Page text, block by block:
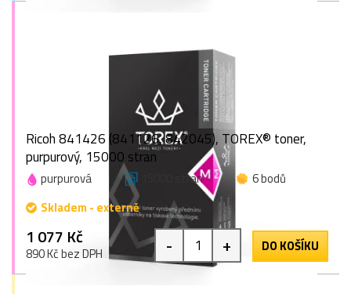
Ricoh 841426 (841126, 842045), TOREX® toner,
purpurový, 15000 stran
purpurová 15000 stran
6 bodů
Skladem - externě
1 077 Kč
890 Kč bez DPH - + DO KOŠÍKU